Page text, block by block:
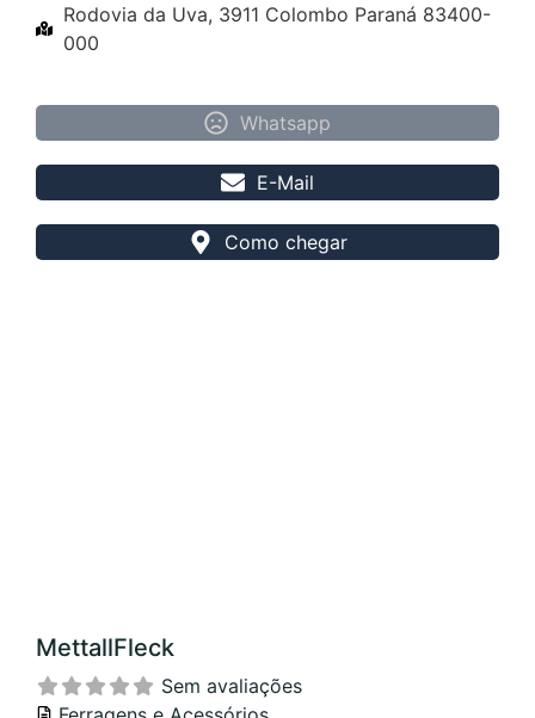
Rodovia da Uva, 3911 Colombo Paraná 83400-
000
Whatsapp
E-Mail
Como chegar
MettallFleck
Sem avaliações